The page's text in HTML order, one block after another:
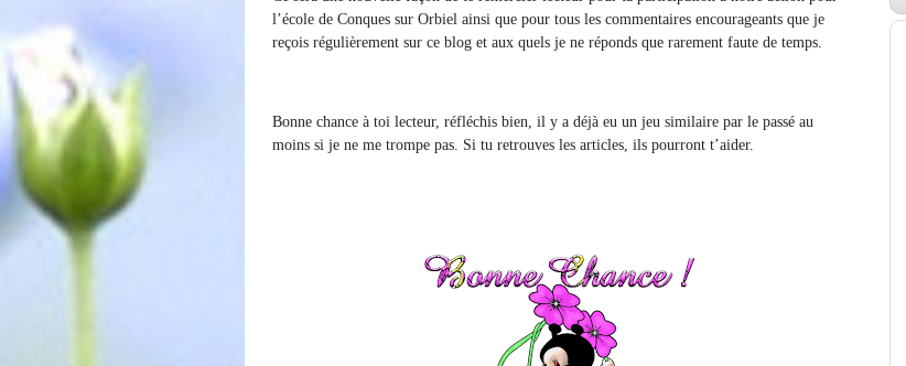
l’école de Conques sur Orbiel ainsi que pour tous les commentaires encourageants que je
reçois régulièrement sur ce blog et aux quels je ne réponds que rarement faute de temps.
Bonne chance à toi lecteur, réfléchis bien, il y a déjà eu un jeu similaire par le passé au
moins si je ne me trompe pas. Si tu retrouves les articles, ils pourront t’aider.